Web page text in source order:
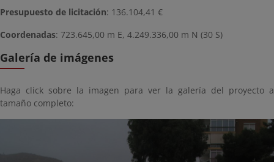
Presupuesto de licitación: 136.104,41 €
Coordenadas: 723.645,00 m E, 4.249.336,00 m N (30 S)
Galería de imágenes
Haga click sobre la imagen para ver la galería del proyecto a
tamaño completo: